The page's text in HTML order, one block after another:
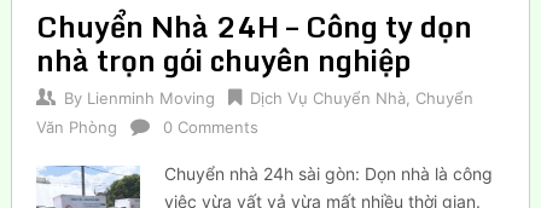
Chuyển Nhà 24H – Công ty dọn
nhà trọn gói chuyên nghiệp
By Lienminh Moving Dịch Vụ Chuyển Nhà, Chuyển
Văn Phòng
0 Comments
Chuyển nhà 24h sài gòn: Dọn nhà là công
việc vừa vất vả vừa mất nhiều thời gian.